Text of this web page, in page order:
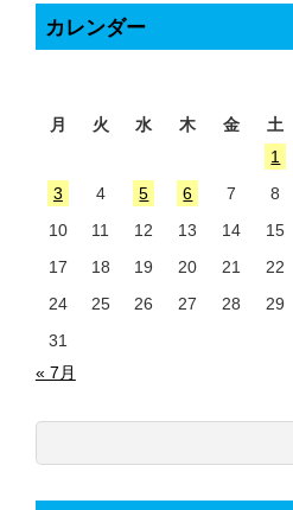
カレンダー
月 火 水 木 金 土
1
3
4 5 6 7 8
10
11 12 13 14 15
17
18 19 20 21 22
24
25 26 27 28 29
31
« 7月